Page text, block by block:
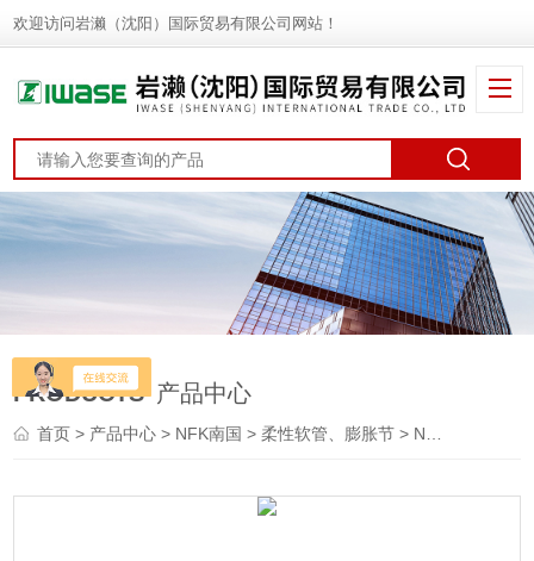
欢迎访问岩濑（沈阳）国际贸易有限公司网站！
PRODUCTS 产品中心
首页> 产品中心 > NFK南国 >柔性软管、膨胀节 > NK-2300PT NK-2300KFNFK南国 管端式真空软管 波纹柔性软管